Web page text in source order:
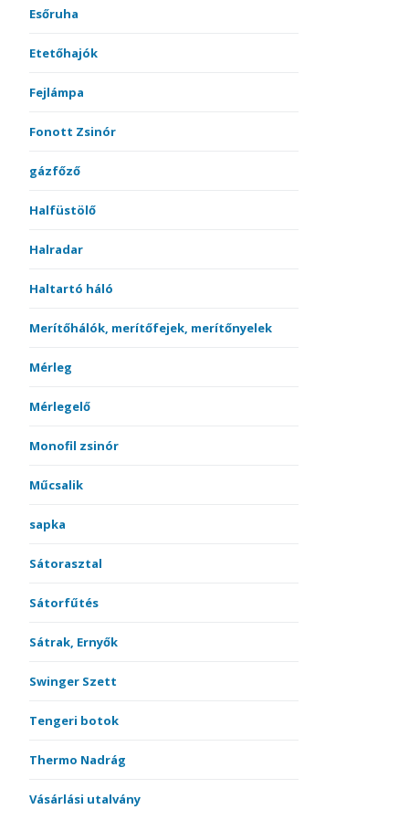
Esőruha
Etetőhajók
Fejlámpa
Fonott Zsinór
gázfőző
Halfüstölő
Halradar
Haltartó háló
Merítőhálók, merítőfejek, merítőnyelek
Mérleg
Mérlegelő
Monofil zsinór
Műcsalik
sapka
Sátorasztal
Sátorfűtés
Sátrak, Ernyők
Swinger Szett
Tengeri botok
Thermo Nadrág
Vásárlási utalvány